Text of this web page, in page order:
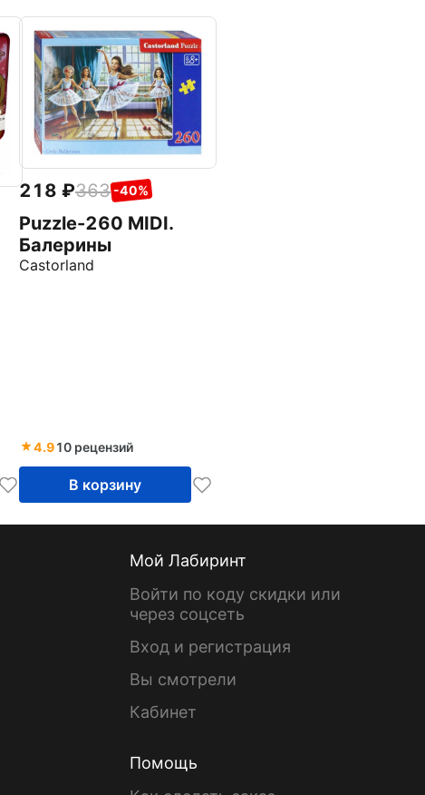
218 363 -40%
Puzzle-260 MIDI.
Балерины
Castorland
4.910 рецензий
В корзину
Мой Лабиринт
Войти по коду скидки или
через соцсеть
Вход и регистрация
Вы смотрели
Кабинет
Помощь